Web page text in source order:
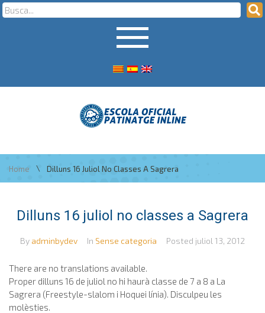
Home \ Dilluns 16 Juliol No Classes A Sagrera
Dilluns 16 juliol no classes a Sagrera
By adminbydev In Sense categoria Posted juliol 13, 2012
There are no translations available.
Proper dilluns 16 de juliol no hi haurà classe de 7 a 8 a La
Sagrera (Freestyle-slalom i Hoquei línia). Disculpeu les
molèsties.